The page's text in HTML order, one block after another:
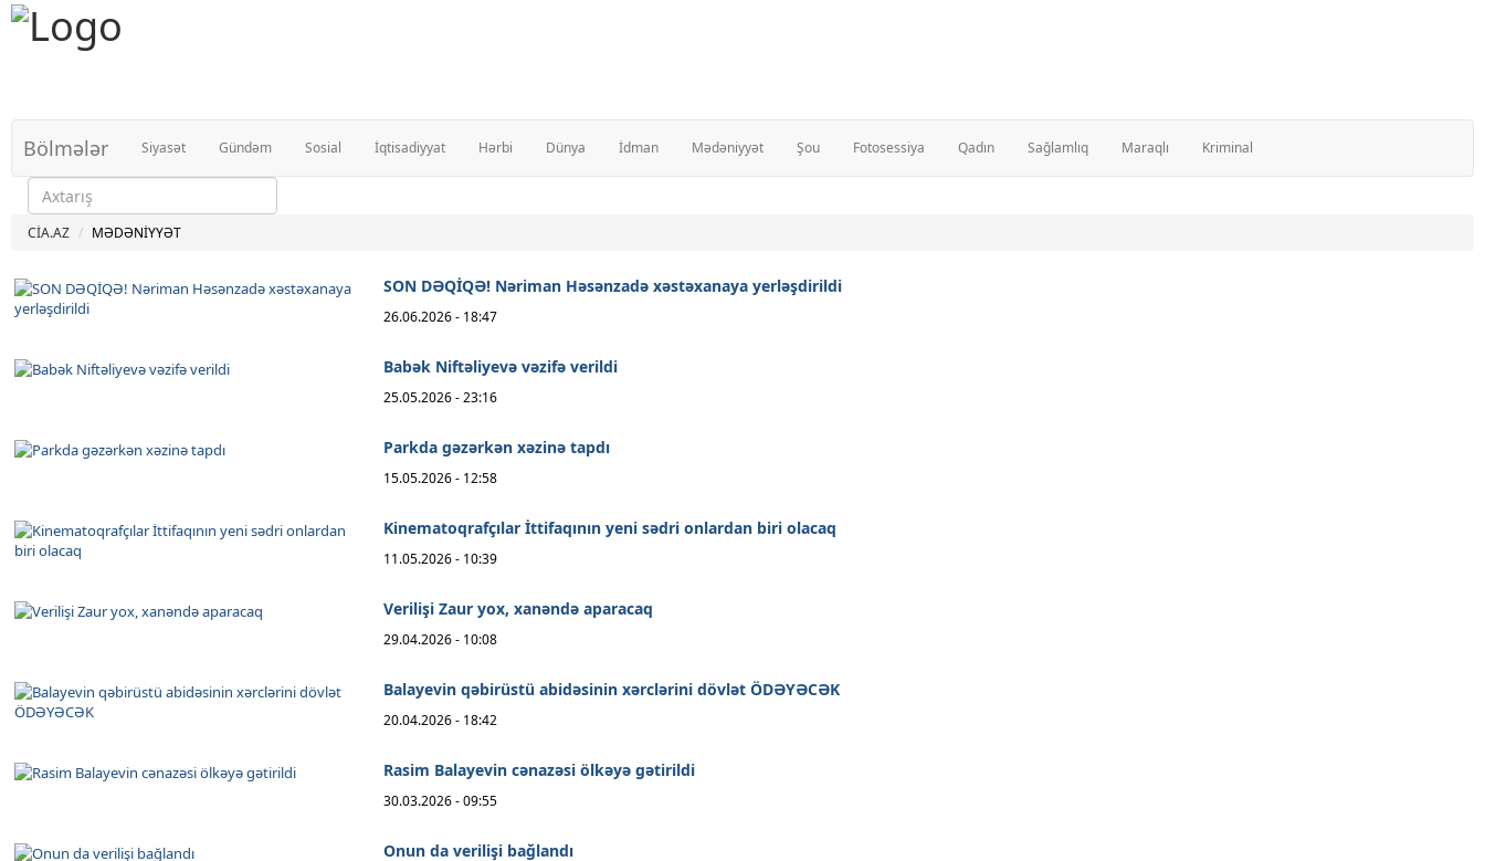
Bölmələr Siyasət Gündəm Sosial İqtisadiyyat Hərbi Dünya İdman Mədəniyyət Şou Fotosessiya Qadın Sağlamlıq Maraqlı Kriminal
CİA.AZ MƏDƏNİYYƏT
SON DƏQİQƏ! Nəriman Həsənzadə xəstəxanaya yerləşdirildi
26.06.2026 - 18:47
Babək Niftəliyevə vəzifə verildi
25.05.2026 - 23:16
Parkda gəzərkən xəzinə tapdı
15.05.2026 - 12:58
Kinematoqrafçılar İttifaqının yeni sədri onlardan biri olacaq
11.05.2026 - 10:39
Verilişi Zaur yox, xanəndə aparacaq
29.04.2026 - 10:08
Balayevin qəbirüstü abidəsinin xərclərini dövlət ÖDƏYƏCƏK
20.04.2026 - 18:42
Rasim Balayevin cənazəsi ölkəyə gətirildi
30.03.2026 - 09:55
Onun da verilişi bağlandı